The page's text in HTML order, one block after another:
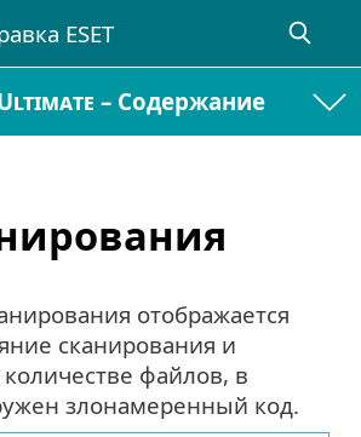
Ultimate – Содержание
отображается
сканирования и
файлов, в
злонамеренный код.